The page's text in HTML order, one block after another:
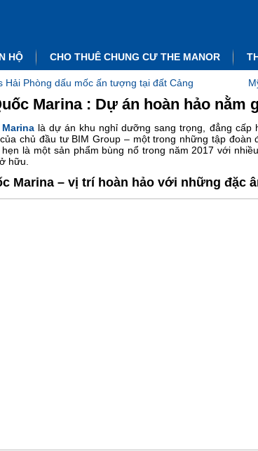
HỘ CHO THUÊ CHUNG CƯ THE MANOR
Hải Phòng dấu mốc ấn tượng tại đất Cảng
Marina : Dự án hoàn hảo nằm
là dự án khu nghỉ dưỡng sang trọng, đẳng
chủ đầu tư BIM Group – một trong những tập đoàn
là một sản phẩm bùng nổ trong năm 2017 với
hữu.
Marina – vị trí hoàn hảo với những đặc